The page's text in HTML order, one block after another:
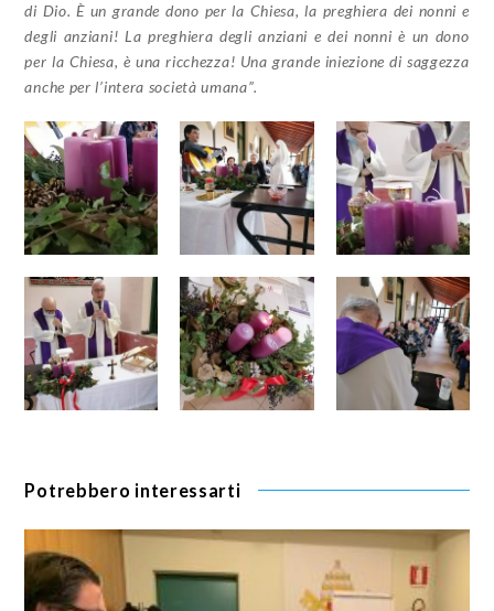
di Dio. È un grande dono per la Chiesa, la preghiera dei nonni e
degli anziani! La preghiera degli anziani e dei nonni è un dono
per la Chiesa, è una ricchezza! Una grande iniezione di saggezza
anche per l’intera società umana”.
Potrebbero interessarti